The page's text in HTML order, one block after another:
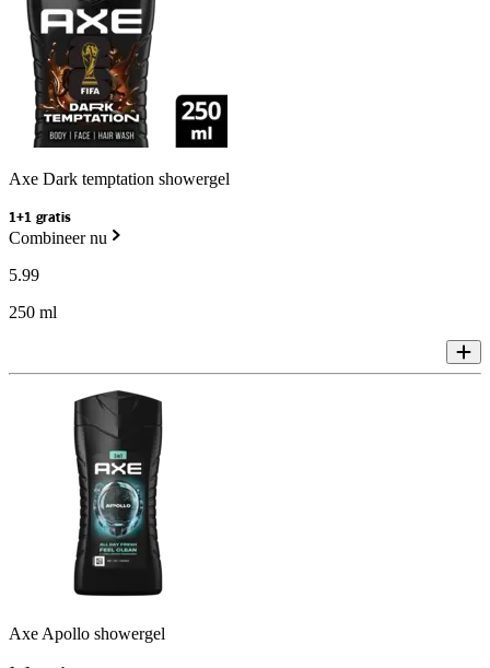
Axe Dark temptation showergel
1+1 gratis
Combineer nu
5.99
250 ml
Axe Apollo showergel